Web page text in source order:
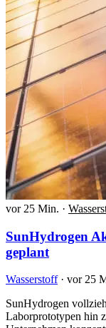
vor 25 Min. ·
SunHydrogen
geplant
Wasserstoff · vor 25
SunHydrogen
Laborprototypen hin